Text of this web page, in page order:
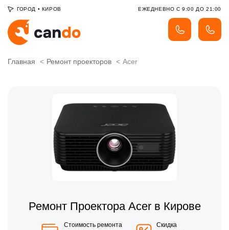
ГОРОД • КИРОВ ЕЖЕДНЕВНО С 9:00 ДО 21:00
Главная Ремонт проекторов Acer
Ремонт Проектора Acer в Кирове
Стоимость ремонта Скидка